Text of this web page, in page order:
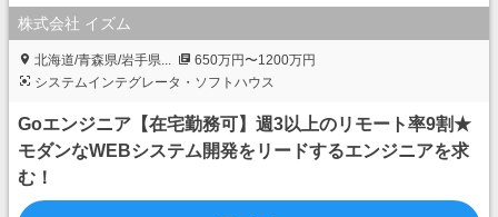
株式会社 イズム
北海道/青森県/岩手県...
650万円〜1200万円
システムインテグレータ・ソフトハウス
Goエンジニア【在宅勤務可】週3以上のリモート率9割★
モダンなWEBシステム開発をリードするエンジニアを求
む！